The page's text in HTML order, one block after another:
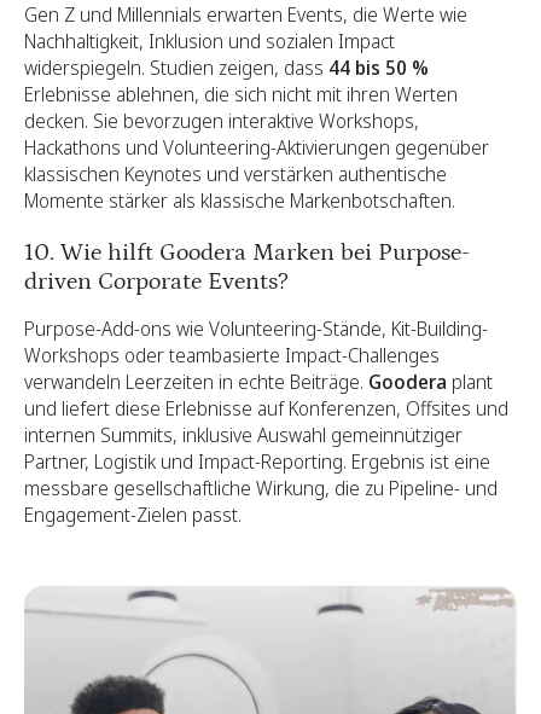
Gen Z und Millennials erwarten Events, die Werte wie
Nachhaltigkeit, Inklusion und sozialen Impact
widerspiegeln. Studien zeigen, dass 44 bis 50 %
Erlebnisse ablehnen, die sich nicht mit ihren Werten
decken. Sie bevorzugen interaktive Workshops,
Hackathons und Volunteering-Aktivierungen gegenüber
klassischen Keynotes und verstärken authentische
Momente stärker als klassische Markenbotschaften.
10. Wie hilft Goodera Marken bei Purpose-
driven Corporate Events?
Purpose-Add-ons wie Volunteering-Stände, Kit-Building-
Workshops oder teambasierte Impact-Challenges
verwandeln Leerzeiten in echte Beiträge. Goodera plant
und liefert diese Erlebnisse auf Konferenzen, Offsites und
internen Summits, inklusive Auswahl gemeinnütziger
Partner, Logistik und Impact-Reporting. Ergebnis ist eine
messbare gesellschaftliche Wirkung, die zu Pipeline- und
Engagement-Zielen passt.